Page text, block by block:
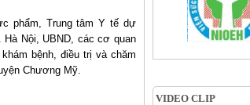
phẩm, Trung tâm Y tế dự
Hà Nội, UBND, các cơ quan
bệnh, điều trị và chăm
Chương Mỹ.
VIDEO CLIP